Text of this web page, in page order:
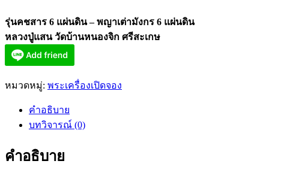
รุ่นคชสาร 6 แผ่นดิน – พญาเต่ามังกร 6 แผ่นดิน
หลวงปู่แสน วัดบ้านหนองจิก ศรีสะเกษ
หมวดหมู่: พระเครื่องเปิดจอง
คำอธิบาย
บทวิจารณ์ (0)
คำอธิบาย